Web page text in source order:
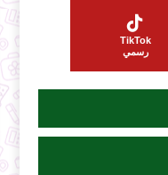
TikTok
رسمي